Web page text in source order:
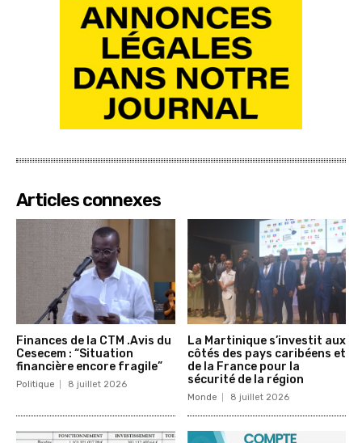
Articles connexes
Finances de la CTM .Avis du
Cesecem : “Situation
financière encore fragile”
Politique 8 juillet 2026
La Martinique s’investit aux
côtés des pays caribéens et
de la France pour la
sécurité de la région
Monde 8 juillet 2026